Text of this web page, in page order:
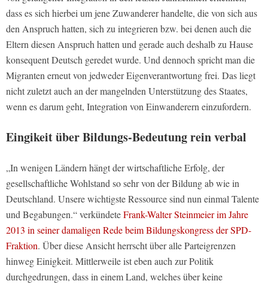
dass es sich hierbei um jene Zuwanderer handelte, die von sich aus
den Anspruch hatten, sich zu integrieren bzw. bei denen auch die
Eltern diesen Anspruch hatten und gerade auch deshalb zu Hause
konsequent Deutsch geredet wurde. Und dennoch spricht man die
Migranten erneut von jedweder Eigenverantwortung frei. Das liegt
nicht zuletzt auch an der mangelnden Unterstützung des Staates,
wenn es darum geht, Integration von Einwanderern einzufordern.
Eingikeit über Bildungs-Bedeutung rein verbal
„In wenigen Ländern hängt der wirtschaftliche Erfolg, der
gesellschaftliche Wohlstand so sehr von der Bildung ab wie in
Deutschland. Unsere wichtigste Ressource sind nun einmal Talente
und Begabungen.“ verkündeteFrank-Walter Steinmeier im Jahre
2013 in seiner damaligen Rede beim Bildungskongress der SPD-
Fraktion. Über diese Ansicht herrscht über alle Parteigrenzen
hinweg Einigkeit. Mittlerweile ist eben auch zur Politik
durchgedrungen, dass in einem Land, welches über keine